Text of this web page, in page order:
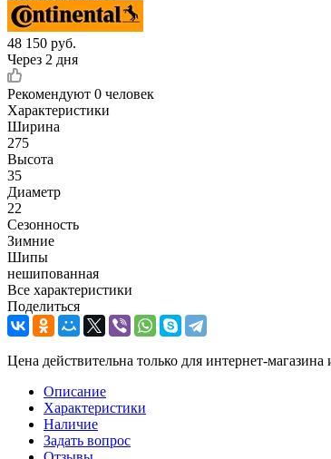
48 150 руб.
Через 2 дня
Рекомендуют 0 человек
Характеристики
Ширина
275
Высота
35
Диаметр
22
Сезонность
Зимние
Шипы
нешипованная
Все характеристики
Поделиться
Цена действительна только для интернет-
Описание
Характеристики
Наличие
Задать вопрос